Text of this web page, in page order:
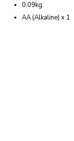
0.09kg
AA (Alkaline) x 1